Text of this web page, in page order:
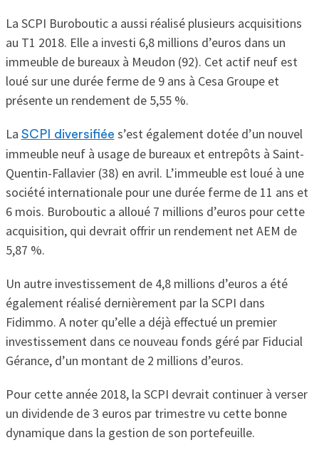
La SCPI Buroboutic a aussi réalisé plusieurs acquisitions
au T1 2018. Elle a investi 6,8 millions d’euros dans un
immeuble de bureaux à Meudon (92). Cet actif neuf est
loué sur une durée ferme de 9 ans à Cesa Groupe et
présente un rendement de 5,55 %.
La SCPI diversifiée s’est également dotée d’un nouvel
immeuble neuf à usage de bureaux et entrepôts à Saint-
Quentin-Fallavier (38) en avril. L’immeuble est loué à une
société internationale pour une durée ferme de 11 ans et
6 mois. Buroboutic a alloué 7 millions d’euros pour cette
acquisition, qui devrait offrir un rendement net AEM de
5,87 %.
Un autre investissement de 4,8 millions d’euros a été
également réalisé dernièrement par la SCPI dans
Fidimmo. A noter qu’elle a déjà effectué un premier
investissement dans ce nouveau fonds géré par Fiducial
Gérance, d’un montant de 2 millions d’euros.
Pour cette année 2018, la SCPI devrait continuer à verser
un dividende de 3 euros par trimestre vu cette bonne
dynamique dans la gestion de son portefeuille.